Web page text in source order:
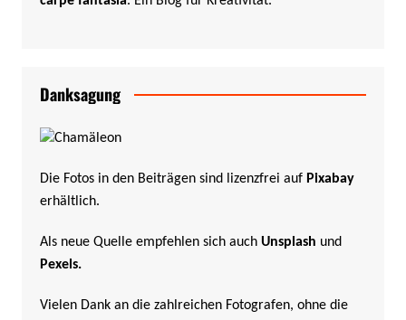
Danksagung
Die Fotos in den Beiträgen sind lizenzfrei auf Pixabay
erhältlich.
Als neue Quelle empfehlen sich auch Unsplash und
Pexels.
Vielen Dank an die zahlreichen Fotografen, ohne die